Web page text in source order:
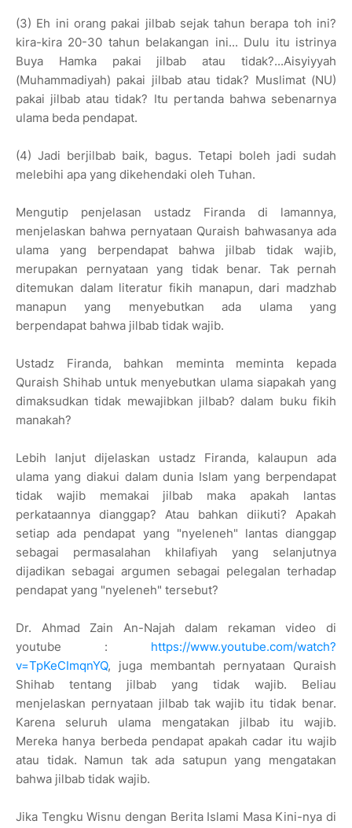
(3) Eh ini orang pakai jilbab sejak tahun berapa toh ini?
kira-kira 20-30 tahun belakangan ini... Dulu itu istrinya
Buya Hamka pakai jilbab atau tidak?...Aisyiyyah
(Muhammadiyah) pakai jilbab atau tidak? Muslimat (NU)
pakai jilbab atau tidak? Itu pertanda bahwa sebenarnya
ulama beda pendapat.
(4) Jadi berjilbab baik, bagus. Tetapi boleh jadi sudah
melebihi apa yang dikehendaki oleh Tuhan.
Mengutip penjelasan ustadz Firanda di lamannya,
menjelaskan bahwa pernyataan Quraish bahwasanya ada
ulama yang berpendapat bahwa jilbab tidak wajib,
merupakan pernyataan yang tidak benar. Tak pernah
ditemukan dalam literatur fikih manapun, dari madzhab
manapun yang menyebutkan ada ulama yang
berpendapat bahwa jilbab tidak wajib.
Ustadz Firanda, bahkan meminta meminta kepada
Quraish Shihab untuk menyebutkan ulama siapakah yang
dimaksudkan tidak mewajibkan jilbab? dalam buku fikih
manakah?
Lebih lanjut dijelaskan ustadz Firanda, kalaupun ada
ulama yang diakui dalam dunia Islam yang berpendapat
tidak wajib memakai jilbab maka apakah lantas
perkataannya dianggap? Atau bahkan diikuti? Apakah
setiap ada pendapat yang "nyeleneh" lantas dianggap
sebagai permasalahan khilafiyah yang selanjutnya
dijadikan sebagai argumen sebagai pelegalan terhadap
pendapat yang "nyeleneh" tersebut?
Dr. Ahmad Zain An-Najah dalam rekaman video di
youtube : https://www.youtube.com/watch?
v=TpKeCImqnYQ, juga membantah pernyataan Quraish
Shihab tentang jilbab yang tidak wajib. Beliau
menjelaskan pernyataan jilbab tak wajib itu tidak benar.
Karena seluruh ulama mengatakan jilbab itu wajib.
Mereka hanya berbeda pendapat apakah cadar itu wajib
atau tidak. Namun tak ada satupun yang mengatakan
bahwa jilbab tidak wajib.
Jika Tengku Wisnu dengan Berita Islami Masa Kini-nya di